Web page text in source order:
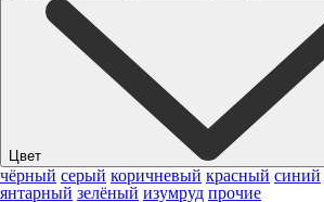
Цвет
чёрный серый коричневый красный синий
янтарный зелёный изумруд прочие